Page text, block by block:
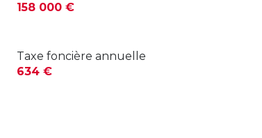
158 000 €
Taxe foncière annuelle
634 €